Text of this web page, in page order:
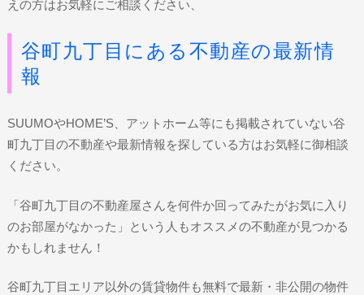
えの方はお気軽にご相談ください、
谷町九丁目にある不動産の最新情
報
SUUMOやHOME’S、アットホーム等にも掲載されていない谷
町九丁目の不動産や最新情報を探している方はお気軽に御相談
ください。
「谷町九丁目の不動産屋さんを何件か回ってみたがお気に入り
のお部屋がなかった」という人もオススメの不動産が見つかる
かもしれません！
谷町九丁目エリア以外の賃貸物件も無料で最新・非公開の物件